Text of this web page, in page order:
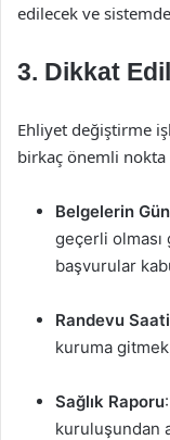
edilecek ve
3. Dikkat
Ehliyet değiştirme
birkaç önemli nokta
Belgelerin
geçerli olması
başvurular
Randevu
kuruma
Sağlık Raporu
kuruluşundan